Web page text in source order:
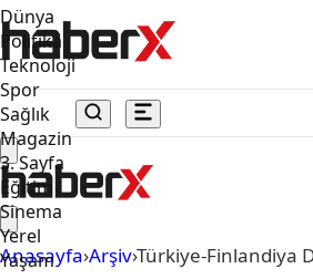
Dünya
Politika
Teknoloji
Spor
Sağlık
Magazin
3. Sayfa
Eğitim
Sinema
Yerel
Yaşam
Anasayfa›Arşiv›Türkiye-Finlandiya